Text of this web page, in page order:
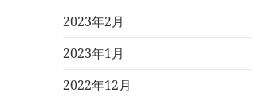
2023年2月
2023年1月
2022年12月